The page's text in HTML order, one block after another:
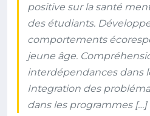
positive sur la santé
des étudiants.
comportements
jeune âge.
interdépendances dans
Integration des
dans les programmes […]